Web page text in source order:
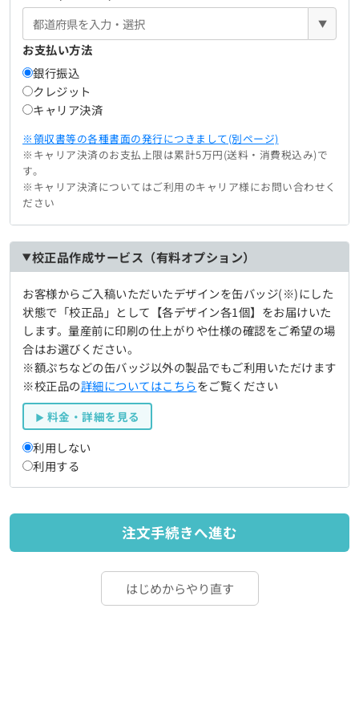
▼
お支払い方法
銀行振込
クレジット
キャリア決済
※領収書等の各種書面の発行につきまして(別ページ)
※キャリア決済のお支払上限は累計5万円(送料・消費税込み)で
す。
※キャリア決済についてはご利用のキャリア様にお問い合わせく
ださい
校正品作成サービス（有料オプション）
お客様からご入稿いただいたデザインを缶バッジ(※)にした
状態で「校正品」として【各デザイン各1個】をお届けいた
します。量産前に印刷の仕上がりや仕様の確認をご希望の場
合はお選びください。
※額ぷちなどの缶バッジ以外の製品でもご利用いただけます
※校正品の詳細についてはこちらをご覧ください
料金・詳細を見る
利用しない
利用する
注文手続きへ進む
はじめからやり直す